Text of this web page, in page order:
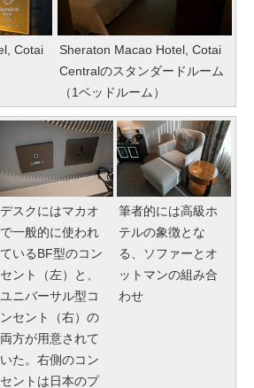
Cotai
Sheraton Macao Hotel, Cotai
Centralのスタンダードルーム
（1ベッドルーム）
デスクにはマカオ
で一般的に使われ
ているBF型のコン
セント（左）と、
ユニバーサル型コ
ンセント（右）の
両方が用意されて
いた。右側のコン
セントは日本のプ
筆者的には高級ホ
テルの象徴とな
る、ソファーとオ
ットマンの組み合
わせ